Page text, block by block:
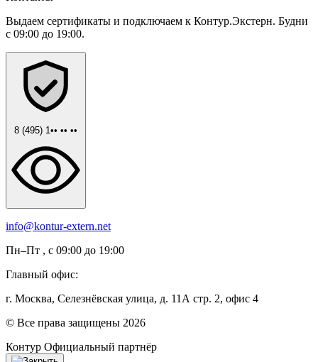
Выдаем сертификаты и подключаем к Контур.Экстерн. Будни
с 09:00 до 19:00.
8 (495) 1•• •• ••
info@kontur-extern.net
Пн–Пт , с 09:00 до 19:00
Главный офис:
г. Москва, Селезнёвская улица, д. 11А стр. 2, офис 4
© Все права защищены 2026
Контур Официальный партнёр